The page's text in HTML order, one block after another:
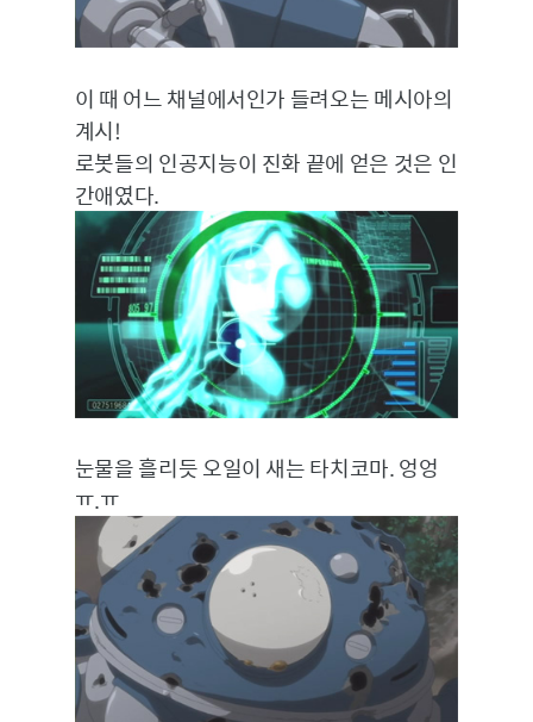
이 때 어느 채널에서인가 들려오는 메시아의
계시!
로봇들의 인공지능이 진화 끝에 얻은 것은 인
간애였다.
눈물을 흘리듯 오일이 새는 타치코마. 엉엉
ㅠ.ㅠ